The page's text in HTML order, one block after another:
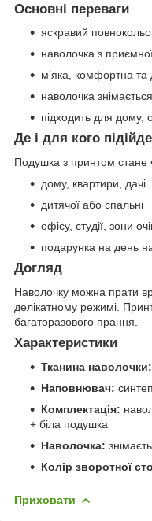
Основні переваги
яскравий
наволочка з
м’яка, комфортна
наволочка
підходить для дому,
Де і для кого підійде
Подушка з принтом
дому, квартири, дачі
дитячої або спальні
офісу, студії, зони
подарунка на день
Догляд
Наволочку можна прати
делікатному режимі. Принт
багаторазового прання.
Характеристики
Тканина наволочки:
Наповнювач:
Комплектація:
+ біла подушка
Наволочка:
Колір зворотної
Приховати